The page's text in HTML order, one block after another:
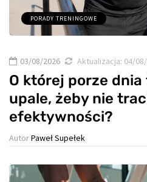
PORADY TRENINGOWE
03/08/2026 Aktualizacja: 04/
O której porze
upale, żeby nie
efektywności?
AutorPaweł Supełek